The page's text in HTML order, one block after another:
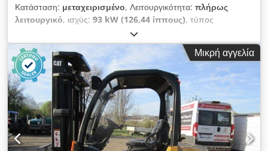
Κατάσταση: μεταχειρισμένο, Λειτουργικότητα: πλήρως
λειτουργικό, ισχύς: 93 kW (126,44 ίππους), τύπος
, τύπος καυσίμου:
12.600 κιλ, λειτουργικό βάρος:12.600 κιλ, διάταξη αξόνων:
4x4, πρώτη ταξινόμηση: 10/1998 , Έτος κατασκευής:1998,
ώρες λειτουργίας:17.762 h, καύσιμο:ντίζελ
, Εξοπλισμός:
πιρούνια παλετών, τετρακίνηση
, Φορτωτής τροχοφόρος
CATERPILLAR IT28G Σύστημα ταχείας αλλαγής εξαρτημάτων!
Παλετοφόρο διατίθεται με επιπλέον χρέωση. 17.762 ώρες
λειτουργίας Ιδιοβάρος: 12.600 kg Ισχύς: 93 kW Αριθμός
προϊόντος: 9AR00289 Τεχνικά σε άριστη κατάσταση! Chjdpji
Tmhpsfx Actsa Τηλ. 44
Μικρή αγγελία